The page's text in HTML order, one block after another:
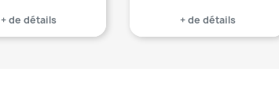
+ de détails + de détails